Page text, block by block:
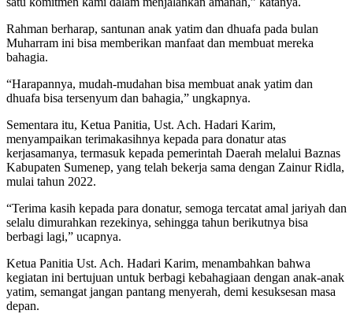
Rahman berharap, santunan anak yatim dan dhuafa pada bulan
Muharram ini bisa memberikan manfaat dan membuat mereka
bahagia.
“Harapannya, mudah-mudahan bisa membuat anak yatim dan
dhuafa bisa tersenyum dan bahagia,” ungkapnya.
Sementara itu, Ketua Panitia, Ust. Ach. Hadari Karim,
menyampaikan terimakasihnya kepada para donatur atas
kerjasamanya, termasuk kepada pemerintah Daerah melalui Baznas
Kabupaten Sumenep, yang telah bekerja sama dengan Zainur Ridla,
mulai tahun 2022.
“Terima kasih kepada para donatur, semoga tercatat amal jariyah dan
selalu dimurahkan rezekinya, sehingga tahun berikutnya bisa
berbagi lagi,” ucapnya.
Ketua Panitia Ust. Ach. Hadari Karim, menambahkan bahwa
kegiatan ini bertujuan untuk berbagi kebahagiaan dengan anak-anak
yatim, semangat jangan pantang menyerah, demi kesuksesan masa
depan.